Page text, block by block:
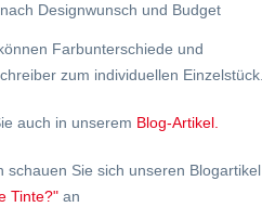
Designwunsch und Budget
Farbunterschiede und
zum individuellen Einzelstück.
auch in unserem Blog-Artikel.
Sie sich unseren Blogartikel
Tinte?" an